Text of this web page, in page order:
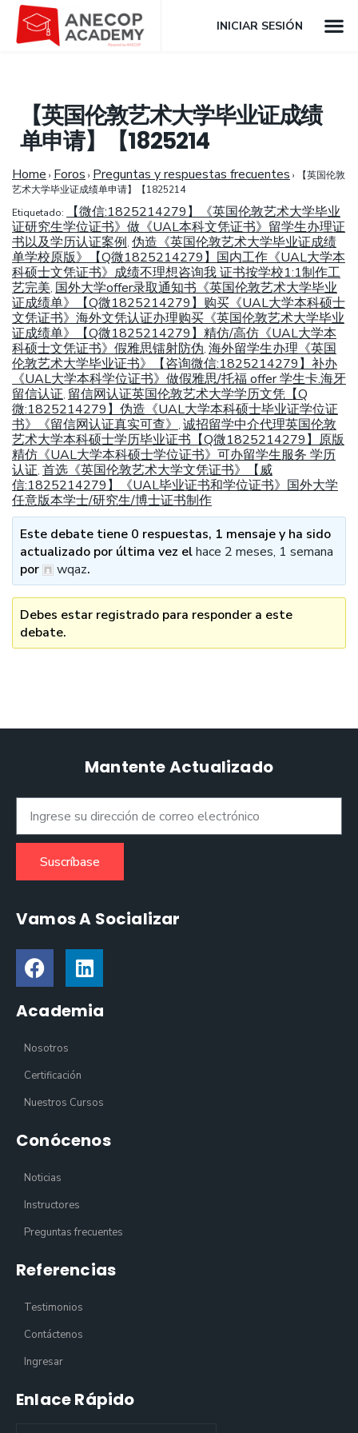
INICIAR SESIÓN
【英国伦敦艺术大学毕业证成绩
单申请】【1825214
Home › Foros › Preguntas y respuestas frecuentes ›
【英国伦敦
艺术大学毕业证成绩单申请】【1825214
Etiquetado:
【微信:1825214279】《英国伦敦艺术大学毕业
证研究生学位证书》做《UAL本科文凭证书》留学生办理证
书以及学历认证案例, 伪造《英国伦敦艺术大学毕业证成绩
单学校原版》【Q微1825214279】国内工作《UAL大学本
科硕士文凭证书》成绩不理想咨询我 证书按学校1:1制作工
艺完美, 国外大学offer录取通知书《英国伦敦艺术大学毕业
证成绩单》【Q微1825214279】购买《UAL大学本科硕士
文凭证书》海外文凭认证办理购买《英国伦敦艺术大学毕业
证成绩单》【Q微1825214279】精仿/高仿《UAL大学本
科硕士文凭证书》假雅思镭射防伪, 海外留学生办理《英国
伦敦艺术大学毕业证书》【咨询微信:1825214279】补办
《UAL大学本科学位证书》做假雅思/托福 offer 学生卡.海牙
留信认证, 留信网认证英国伦敦艺术大学学历文凭【Q
微:1825214279】伪造《UAL大学本科硕士毕业证学位证
书》《留信网认证真实可查》
, 诚招留学中介代理英国伦敦
艺术大学本科硕士学历毕业证书【Q微1825214279】原版
精仿《UAL大学本科硕士学位证书》可办留学生服务 学历
认证, 首选《英国伦敦艺术大学文凭证书》【威
信:1825214279】《UAL毕业证书和学位证书》国外大学
任意版本学士/研究生/博士证书制作
Este debate tiene 0 respuestas, 1 mensaje y ha sido
actualizado por última vez elhace 2 meses, 1 semana
por
wqaz.
Debes estar registrado para responder a este
debate.
Mantente Actualizado
Suscríbase
Vamos A Socializar
Academia
Nosotros
Certificación
Nuestros Cursos
Conócenos
Noticias
Instructores
Preguntas frecuentes
Referencias
Testimonios
Contáctenos
Ingresar
Enlace Rápido